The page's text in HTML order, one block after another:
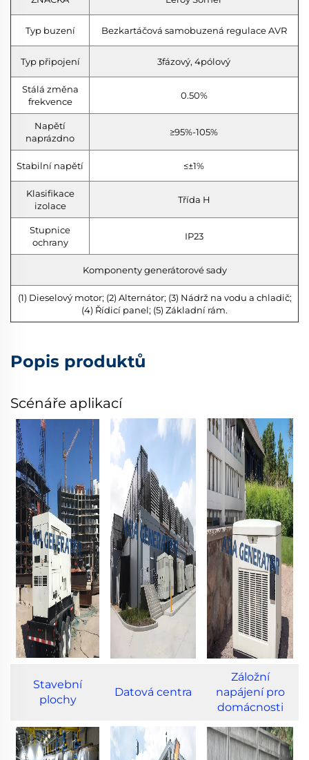
Typ buzení Bezkartáčová samobuzená regulace AVR
Typ připojení 3fázový, 4pólový
Stálá změna
frekvence
0.50%
Napětí
naprázdno
≥95%-105%
Stabilní napětí ≤±1%
Klasifikace
izolace
Třída H
Stupnice
ochrany
IP23
Komponenty generátorové sady
(1) Dieselový motor; (2) Alternátor; (3) Nádrž na vodu a chladič;
(4) Řídicí panel; (5) Základní rám.
Popis produktů
Scénáře aplikací
Stavební
plochy
Datová centra
Záložní
napájení pro
domácnosti